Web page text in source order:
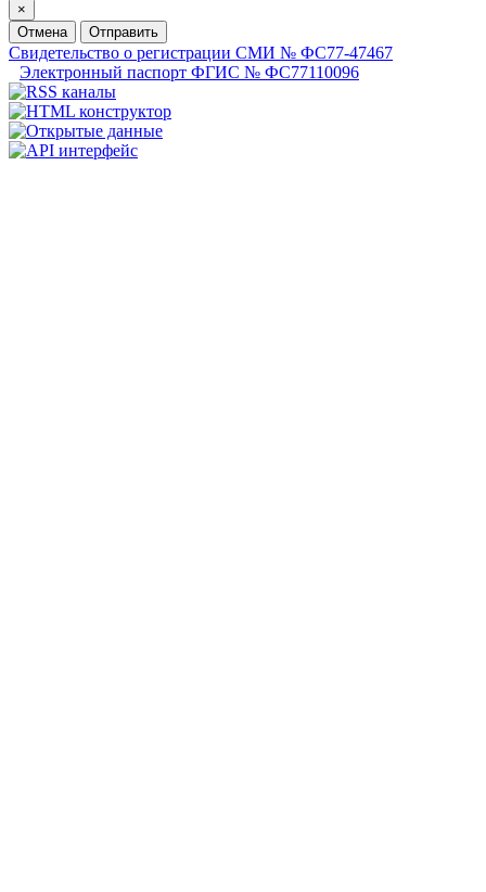
×
Отмена
Отправить
Свидетельство о регистрации СМИ № ФС77-47467
Электронный паспорт ФГИС № ФС77110096